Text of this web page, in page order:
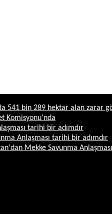
541 bin 289 hektar alan zarar
Komisyonu'nda
tarihi bir adımdır
Anlaşması tarihi bir adımdır
Mekke Savunma Anlaşması